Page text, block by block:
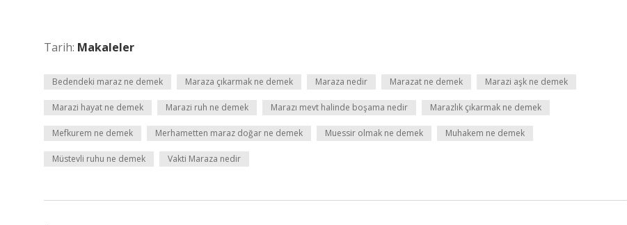
Tarih: Makaleler
Bedendeki maraz ne demek Maraza çıkarmak ne demek Maraza nedir Marazat ne demek Marazi aşk ne demek
Marazi hayat ne demek Marazi ruh ne demek Marazı mevt halinde boşama nedir Marazlık çıkarmak ne demek
Mefkurem ne demek Merhametten maraz doğar ne demek Muessir olmak ne demek Muhakem ne demek
Müstevli ruhu ne demek Vakti Maraza nedir